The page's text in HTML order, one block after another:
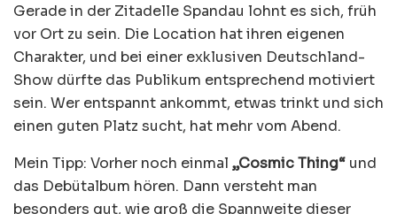
Gerade in der Zitadelle Spandau lohnt es sich, früh
vor Ort zu sein. Die Location hat ihren eigenen
Charakter, und bei einer exklusiven Deutschland-
Show dürfte das Publikum entsprechend motiviert
sein. Wer entspannt ankommt, etwas trinkt und sich
einen guten Platz sucht, hat mehr vom Abend.
Mein Tipp: Vorher noch einmal „Cosmic Thing“ und
das Debütalbum hören. Dann versteht man
besonders gut, wie groß die Spannweite dieser